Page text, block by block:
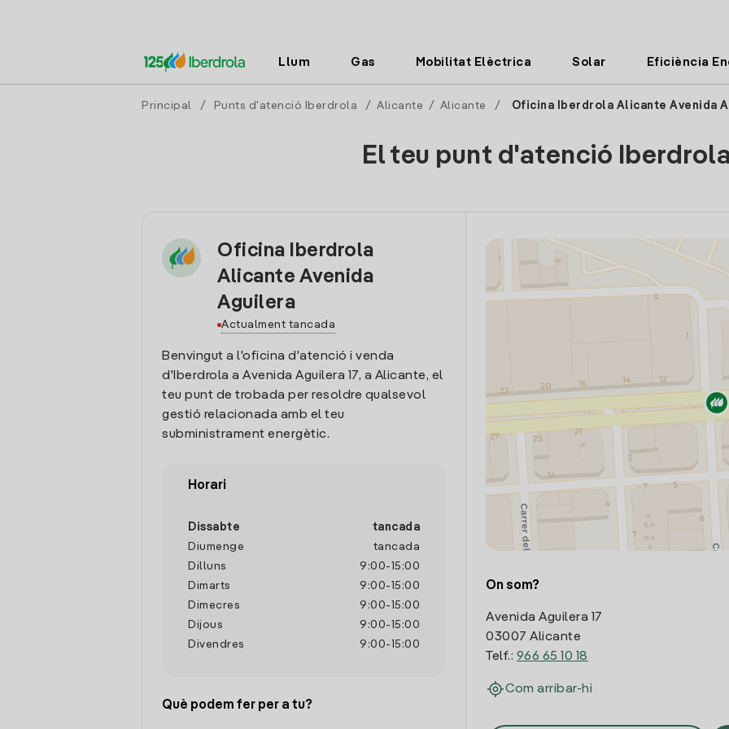
Llum Gas Mobilitat Elèctrica Solar Eficiència
Principal / Punts d'atenció Iberdrola / Alicante / Alicante / Oficina Iberdrola Alicante Avenida
El teu punt d'atenció
Oficina Iberdrola
Alicante Avenida
Aguilera
Actualment tancada
Benvingut a l'oficina d'atenció i venda
d'Iberdrola a Avenida Aguilera 17, a Alicante, el
teu punt de trobada per resoldre qualsevol
gestió relacionada amb el teu
subministrament energètic.
Horari
Dissabte
tancada
Diumenge
tancada
Dilluns
9:00- 15:00
Dimarts
9:00- 15:00
Dimecres
9:00- 15:00
Dijous
9:00- 15:00
Divendres
9:00- 15:00
Què podem fer per a tu?
On som?
Avenida Aguilera 17
03007 Alicante
Telf.: 966 65 10 18
Com arribar-hi